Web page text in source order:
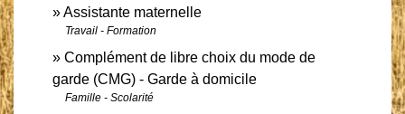
Assistante maternelle
Travail - Formation
Complément de libre choix du mode de
garde (CMG) - Garde à domicile
Famille - Scolarité